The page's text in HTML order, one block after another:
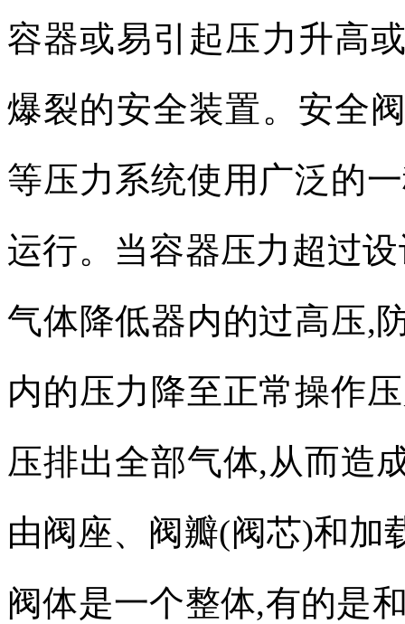
容器或易引起压力升高
爆裂的安全装置。安全
等压力系统使用广泛的
运行。当容器压力超过
气体降低器内的过高压,
内的压力降至正常操作
压排出全部气体,从而造
由阀座、阀瓣(阀芯)和加
阀体是一个整体,有的是